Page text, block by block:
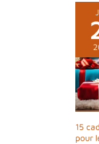
15
pour